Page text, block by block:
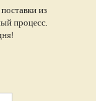
из
процесс.